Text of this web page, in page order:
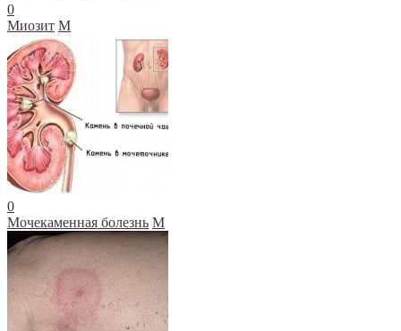
0
Миозит М
0
Мочекаменная болезнь М